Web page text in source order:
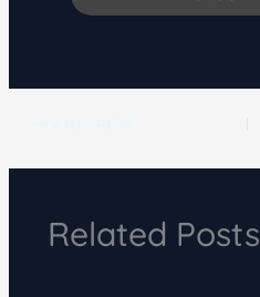
Related Posts